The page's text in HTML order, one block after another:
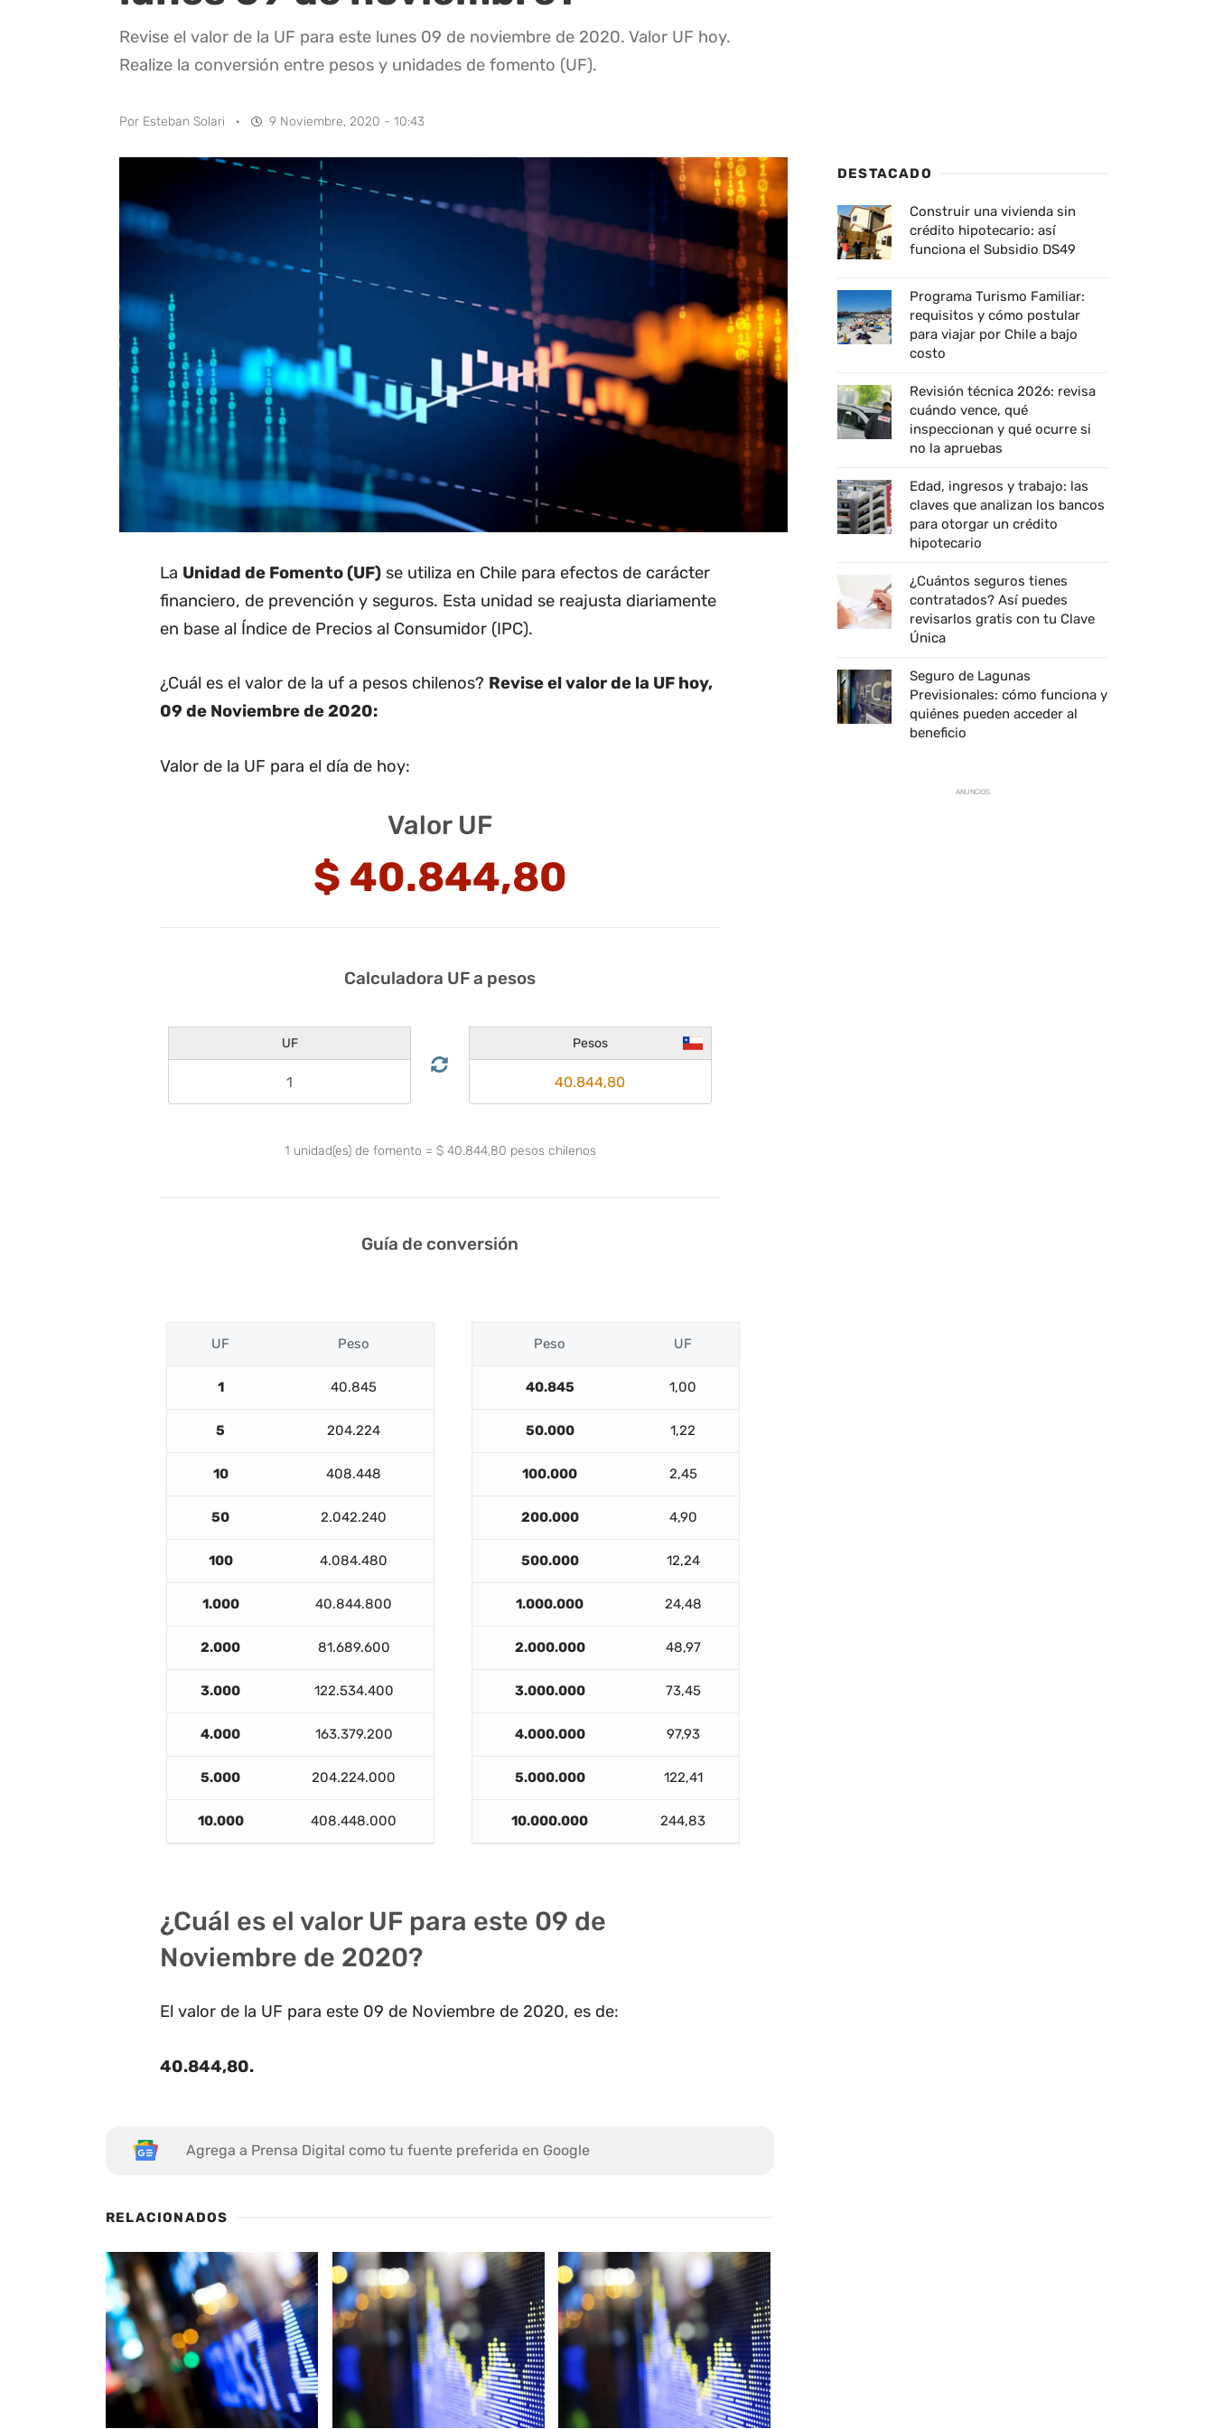
Revise el valor de la UF para este lunes 09 de noviembre de 2020. Valor UF hoy.
Realize la conversión entre pesos y unidades de fomento (UF).
Por Esteban Solari · 9 Noviembre, 2020 - 10:43
La Unidad de Fomento (UF) se utiliza en Chile para efectos de carácter
financiero, de prevención y seguros. Esta unidad se reajusta diariamente
en base al Índice de Precios al Consumidor (IPC).
¿Cuál es el valor de la uf a pesos chilenos? Revise el valor de la UF hoy,
09 de Noviembre de 2020:
Valor de la UF para el día de hoy:
Valor UF
$ 40.844,80
Calculadora UF a pesos
UF Pesos
1 unidad(es) de fomento = $ 40.844,80 pesos chilenos
Guía de conversión
UF Peso
1 40.845
5 204.224
10 408.448
50 2.042.240
100 4.084.480
1.000 40.844.800
2.000 81.689.600
3.000 122.534.400
4.000 163.379.200
5.000 204.224.000
10.000 408.448.000
Peso UF
40.845 1,00
50.000 1,22
100.000 2,45
200.000 4,90
500.000 12,24
1.000.000 24,48
2.000.000 48,97
3.000.000 73,45
4.000.000 97,93
5.000.000 122,41
10.000.000 244,83
¿Cuál es el valor UF para este 09 de
Noviembre de 2020?
El valor de la UF para este 09 de Noviembre de 2020, es de:
40.844,80.
Agrega a Prensa Digital como tu fuente preferida en Google
RELACIONADOS
DESTACADO
Construir una vivienda sin
crédito hipotecario: así
funciona el Subsidio DS49
Programa Turismo Familiar:
requisitos y cómo postular
para viajar por Chile a bajo
costo
Revisión técnica 2026: revisa
cuándo vence, qué
inspeccionan y qué ocurre si
no la apruebas
Edad, ingresos y trabajo: las
claves que analizan los bancos
para otorgar un crédito
hipotecario
¿Cuántos seguros tienes
contratados? Así puedes
revisarlos gratis con tu Clave
Única
Seguro de Lagunas
Previsionales: cómo funciona y
quiénes pueden acceder al
beneficio
ANUNCIOS